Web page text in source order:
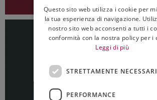
Questo sito web utilizza i cookie per
la tua esperienza di navigazione.
nostro sito web acconsenti a tutti i
conformità con la nostra policy per i
Leggi di più
STRETTAMENTE NECESSARI
PERFORMANCE